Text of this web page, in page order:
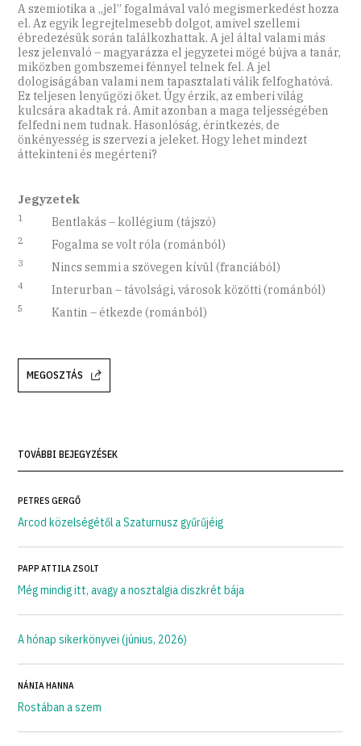
A szemiotika a „jel” fogalmával való megismerkedést hozza
el. Az egyik legrejtelmesebb dolgot, amivel szellemi
ébredezésük során találkozhattak. A jel által valami más
lesz jelenvaló – magyarázza el jegyzetei mögé bújva a tanár,
miközben gombszemei fénnyel telnek fel. A jel
dologiságában valami nem tapasztalati válik felfoghatóvá.
Ez teljesen lenyűgözi őket. Úgy érzik, az emberi világ
kulcsára akadtak rá. Amit azonban a maga teljességében
felfedni nem tudnak. Hasonlóság, érintkezés, de
önkényesség is szervezi a jeleket. Hogy lehet mindezt
áttekinteni és megérteni?
Jegyzetek
1Bentlakás – kollégium (tájszó)
2Fogalma se volt róla (románból)
3Nincs semmi a szövegen kívül (franciából)
4Interurban – távolsági, városok közötti (románból)
5Kantin – étkezde (románból)
MEGOSZTÁS
TOVÁBBI BEJEGYZÉSEK
PETRES GERGŐ
Arcod közelségétől a Szaturnusz gyűrűjéig
PAPP ATTILA ZSOLT
Még mindig itt, avagy a nosztalgia diszkrét bája
A hónap sikerkönyvei (június, 2026)
NÁNIA HANNA
Rostában a szem